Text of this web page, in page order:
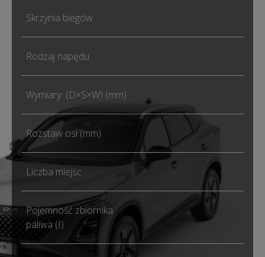
Skrzynia biegów
Rodzaj napędu
Wymiary (D×S×W) (mm)
Rozstaw osi (mm)
Liczba miejsc
Pojemność zbiornika
paliwa (I)